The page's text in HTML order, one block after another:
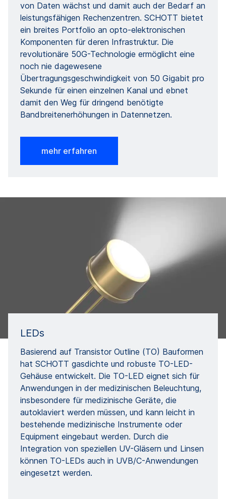
von Daten wächst und damit auch der Bedarf an
leistungsfähigen Rechenzentren. SCHOTT bietet
ein breites Portfolio an opto-elektronischen
Komponenten für deren Infrastruktur. Die
revolutionäre 50G-Technologie ermöglicht eine
noch nie dagewesene
Übertragungsgeschwindigkeit von 50 Gigabit pro
Sekunde für einen einzelnen Kanal und ebnet
damit den Weg für dringend benötigte
Bandbreitenerhöhungen in Datennetzen.
mehr erfahren
LEDs
Basierend auf Transistor Outline (TO) Bauformen
hat SCHOTT gasdichte und robuste TO-LED-
Gehäuse entwickelt. Die TO-LED eignet sich für
Anwendungen in der medizinischen Beleuchtung,
insbesondere für medizinische Geräte, die
autoklaviert werden müssen, und kann leicht in
bestehende medizinische Instrumente oder
Equipment eingebaut werden. Durch die
Integration von speziellen UV-Gläsern und Linsen
können TO-LEDs auch in UVB/C-Anwendungen
eingesetzt werden.